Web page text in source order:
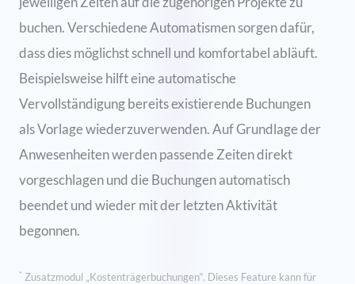
buchen. Verschiedene Automatismen sorgen dafür,
dass dies möglichst schnell und komfortabel abläuft.
Beispielsweise hilft eine automatische
Vervollständigung bereits existierende Buchungen
als Vorlage wiederzuverwenden. Auf Grundlage der
Anwesenheiten werden passende Zeiten direkt
vorgeschlagen und die Buchungen automatisch
beendet und wieder mit der letzten Aktivität
begonnen.
* Zusatzmodul „Kostenträgerbuchungen“. Dieses Feature kann für